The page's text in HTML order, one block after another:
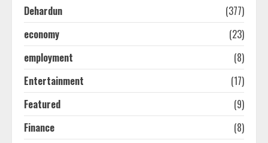
Dehardun
(377)
economy
(23)
employment
(8)
Entertainment
(17)
Featured
(9)
Finance
(8)